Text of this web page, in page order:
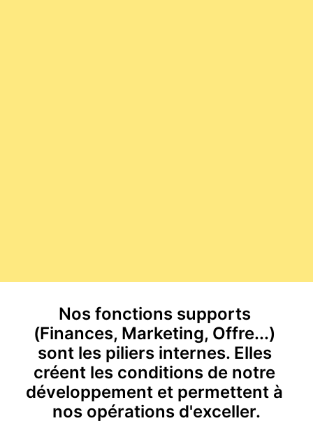
Nos fonctions supports
(Finances, Marketing, Offre...)
sont les piliers internes. Elles
créent les conditions de notre
développement et permettent à
nos opérations d'exceller.